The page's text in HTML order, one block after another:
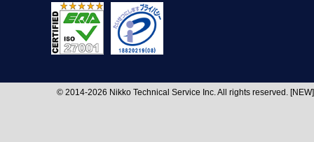
© 2014-2026 Nikko Technical Service Inc. All rights reserved. [NEW]